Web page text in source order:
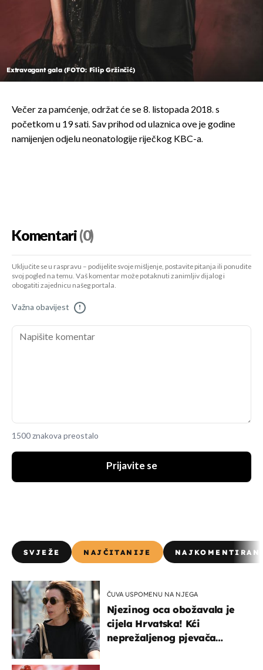
Extravagant gala (FOTO: Filip Gržinčić)
Večer za pamćenje, održat će se 8. listopada 2018. s
početkom u 19 sati. Sav prihod od ulaznica ove je godine
namijenjen odjelu neonatologije riječkog KBC-a.
Komentari(0)
Uključite se u raspravu – podijelite svoje mišljenje, postavite pitanja ili ponudite
svoj pogled na temu. Vaš komentar može potaknuti zanimljiv dijalog i
obogatiti zajednicu našeg portala.
Važna obavijest !
1500 znakova preostalo
Prijavite se
SVJEŽE NAJČITANIJE
ČUVA USPOMENU NA NJEGA
Njezinog oca obožavala je
cijela Hrvatska! Kći
neprežaljenog pjevača